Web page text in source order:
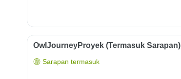
OwlJourneyProyek (Termasuk Sarapan)
Sarapan termasuk